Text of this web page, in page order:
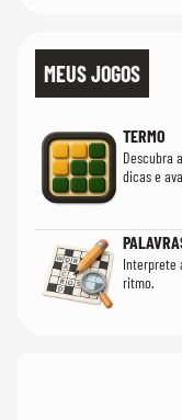
MEUS JOGOS
TERMO
Descubra
dicas e
Interprete
ritmo.